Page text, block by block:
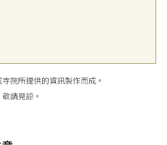
院所提供的資訊製作而成。
請見諒。